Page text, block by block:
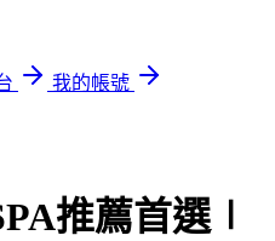
我的帳號
推薦首選∣